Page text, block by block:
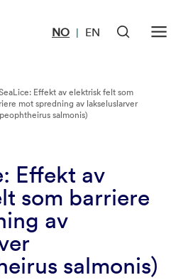
NO | EN
Effekt av elektrisk felt som
mot spredning av lakseluslarver
salmonis)
Effekt av
som barriere
av
salmonis)